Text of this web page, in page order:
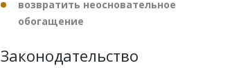
возвратить неосновательное
обогащение
Законодательство